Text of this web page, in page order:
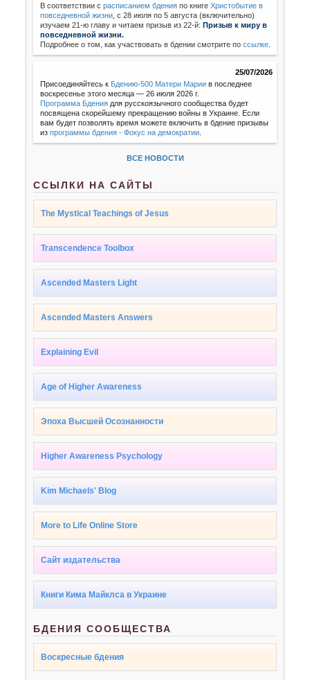
В соответствии с расписанием бдения по книгеХристобытие в
повседневной жизни с 28 июля по 5 августа (включительно)
изучаем 21-ю главу и читаем призыв из 22-й:Призыв к миру в
повседневной жизни.
Подробнее о том, как участвовать в бдении смотрите поссылке
25/07/2026
Присоединяйтесь к Бдению-500 Матери Марии в последнее
воскресенье этого месяца — 26 июля 2026 г.
Программа Бдения для русскоязычного сообщества будет
посвящена скорейшему прекращению войны в Украине. Если
вам будет позволять время можете включить в бдение призывы
изпрограммы бдения - Фокус на демократии
ВСЕ НОВОСТИ
ССЫЛКИ НА САЙТЫ
The Mystical Teachings of Jesus
Transcendence Toolbox
Ascended Masters Light
Ascended Masters Answers
Explaining Evil
Age of Higher Awareness
Эпоха Высшей Осознанности
Higher Awareness Psychology
Kim Michaels' Blog
More to Life Online Store
Сайт издательства
Книги Кима Майклса в Украине
БДЕНИЯ СООБЩЕСТВА
Воскресные бдения